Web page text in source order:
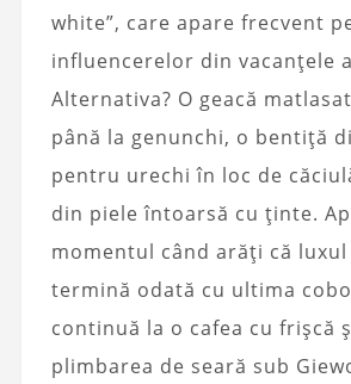
white”, care apare frecvent
influencerelor din vacanțele
Alternativa? O geacă
până la genunchi, o bentiță
pentru urechi în loc de
din piele întoarsă cu ținte.
momentul când arăți că luxul
termină odată cu ultima
continuă la o cafea cu frișcă
plimbarea de seară sub